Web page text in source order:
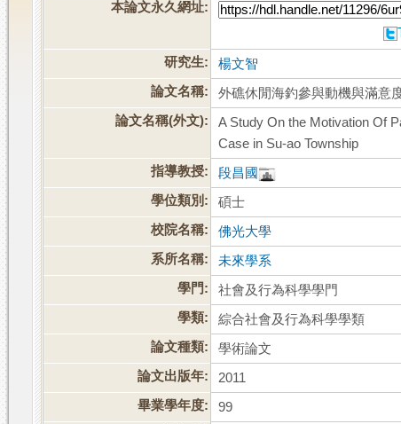
本論文永久網址:
研究生:
楊文智
論文名稱:
外礁休閒海釣參與動機與滿意
論文名稱(外文):
A Study On the Motivation Of
Case in Su-ao Township
指導教授:
段昌國
學位類別:
碩士
校院名稱:
佛光大學
系所名稱:
未來學系
學門:
社會及行為科學學門
學類:
綜合社會及行為科學學類
論文種類:
學術論文
論文出版年:
2011
畢業學年度:
99